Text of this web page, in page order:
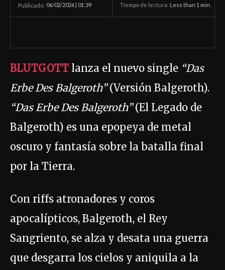
Publicado: 06/02/2026 | 01:39 Tiempo de lectura: Less than 1 min.
BLUTGOTT lanza el nuevo single “Das
Erbe Des Balgeroth”(Versión Balgeroth).
“Das Erbe Des Balgeroth”(El Legado de
Balgeroth) es una epopeya de metal
oscuro y fantasía sobre la batalla final
por la Tierra.
Con riffs atronadores y coros
apocalípticos, Balgeroth, el Rey
Sangriento, se alza y desata una guerra
que desgarra los cielos y aniquila a la